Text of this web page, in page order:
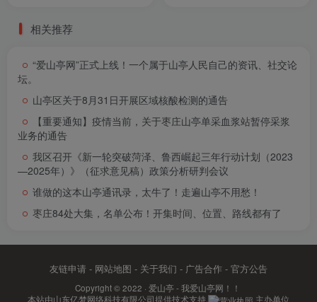
相关推荐
“爱山亭网”正式上线！一个属于山亭人民自己的资讯、社交论
坛。
山亭区关于8月31日开展区域核酸检测的通告
【重要通知】疫情当前，关于枣庄山亭单采血浆站暂停采浆
业务的通告
我区召开《新一轮突破菏泽、鲁西崛起三年行动计划（2023
—2025年）》（征求意见稿）政策分析研判会议
谁做的这本山亭通讯录，太牛了！走遍山亭不用愁！
枣庄84处大集，名单公布！开集时间、位置、路线都有了
友链申请 - 网站地图 - 关于我们 - 广告合作 - 官方公告
Copyright © 2022 · 爱山亭 - 我爱山亭网！！
本站由山东亿梦网络科技有限公司提供技术支持. 主办单位